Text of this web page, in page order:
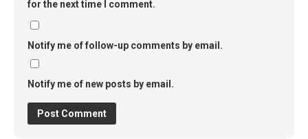
for the next time I comment.
Notify me of follow-up comments by email.
Notify me of new posts by email.